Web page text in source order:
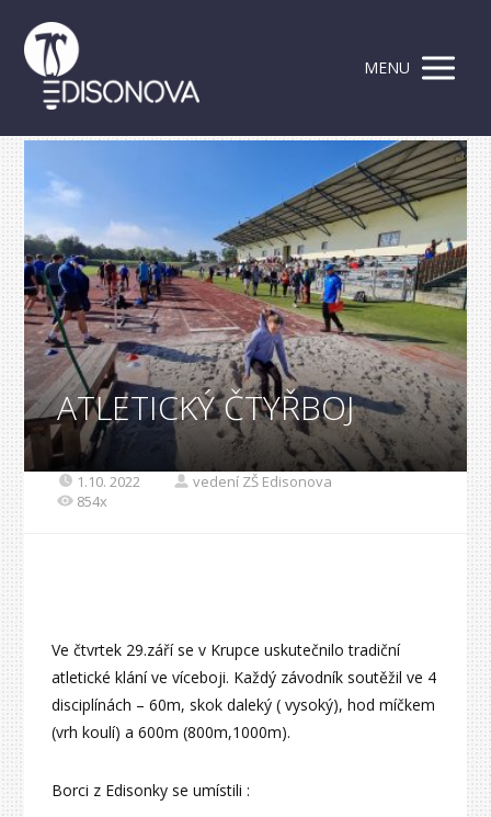
MENU
ATLETICKÝ ČTYŘBOJ
1.10. 2022
vedení ZŠ Edisonova
854x
Ve čtvrtek 29.září se v Krupce uskutečnilo tradiční
atletické klání ve víceboji. Každý závodník soutěžil ve 4
disciplínách – 60m, skok daleký ( vysoký), hod míčkem
(vrh koulí) a 600m (800m,1000m).
Borci z Edisonky se umístili :